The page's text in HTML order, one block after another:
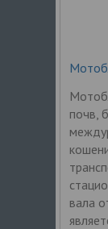
почв,
вала